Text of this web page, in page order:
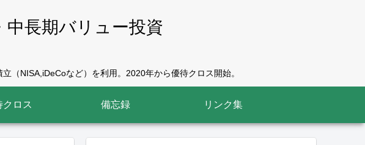
長期バリュー投資
（NISA,iDeCoなど）を利用。2020年から優待クロス開始。
クロス 備忘録 リンク集